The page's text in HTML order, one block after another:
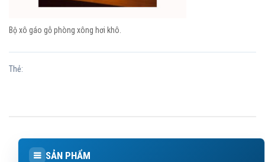
Bộ xô gáo gỗ phòng xông hơi khô.
Thẻ:
SẢN PHẨM